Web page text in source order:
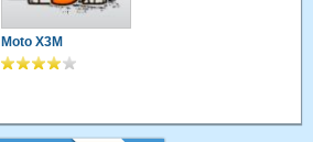
Moto X3M